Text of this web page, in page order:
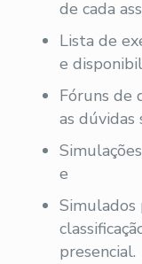
de cada
Lista de
e
Fóruns de
as dúvidas
e
Simulados
presencial.